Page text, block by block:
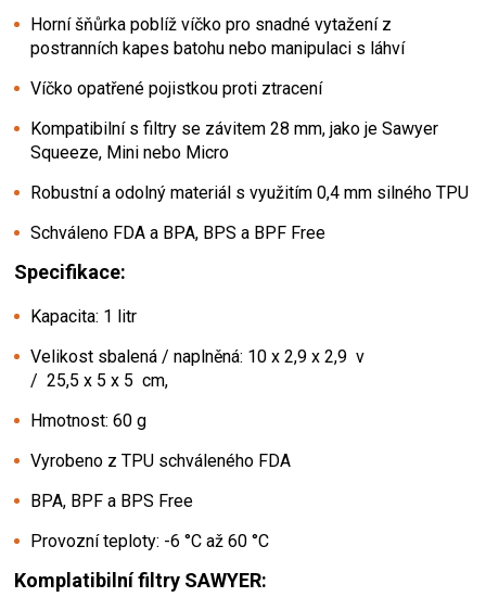
Horní šňůrka poblíž víčko pro snadné vytažení z
postranních kapes batohu nebo manipulaci s láhví
Víčko opatřené pojistkou proti ztracení
Kompatibilní s filtry se závitem 28 mm, jako je Sawyer
Squeeze, Mini nebo Micro
Robustní a odolný materiál s využitím 0,4 mm silného TPU
Schváleno FDA a BPA, BPS a BPF Free
Specifikace:
Kapacita: 1 litr
Velikost sbalená / naplněná: 10 x 2,9 x 2,9 v
/ 25,5 x 5 x 5 cm,
Hmotnost: 60 g
Vyrobeno z TPU schváleného FDA
BPA, BPF a BPS Free
Provozní teploty: -6 °C až 60 °C
Komplatibilní filtry SAWYER: